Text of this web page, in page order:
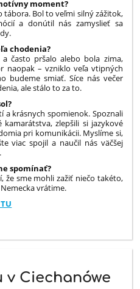
moment?
Bol to veľmi silný zážitok,
a donútil nás zamyslieť sa
chodenia?
často pršalo alebo bola zima,
naopak – vzniklo veľa vtipných
budeme smiať. Síce nás večer
ale stálo to za to.
a krásnych spomienok. Spoznali
zlepšili si jazykové
pri komunikácii. Myslíme si,
viac spojil a naučil nás väčšej
spomínať?
že sme mohli zažiť niečo takéto,
vrátime.
v Ciechanówe